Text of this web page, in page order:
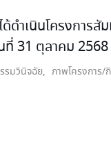
ำเนินโครงการสั
31 ตุลาคม 2568
รมวินิจฉัย, ภาพโครงการ/